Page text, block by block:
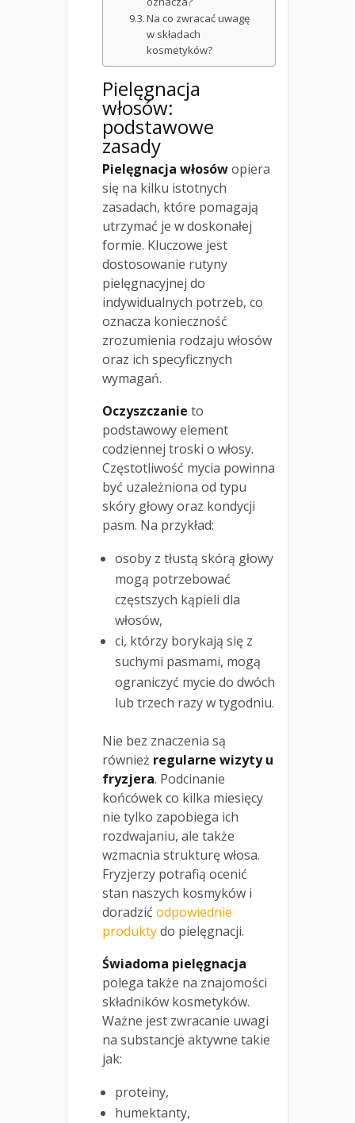
Na co zwracać uwagę
w składach
kosmetyków?
Pielęgnacja
włosów:
podstawowe
zasady
Pielęgnacja włosówopiera
się na kilku istotnych
zasadach, które pomagają
utrzymać je w doskonałej
formie. Kluczowe jest
dostosowanie rutyny
pielęgnacyjnej do
indywidualnych potrzeb, co
oznacza konieczność
zrozumienia rodzaju włosów
oraz ich specyficznych
wymagań.
Oczyszczanie to
podstawowy element
codziennej troski o włosy.
Częstotliwość mycia powinna
być uzależniona od typu
skóry głowy oraz kondycji
pasm. Na przykład:
osoby z tłustą skórą głowy
mogą potrzebować
częstszych kąpieli dla
włosów,
ci, którzy borykają się z
suchymi pasmami, mogą
ograniczyć mycie do dwóch
lub trzech razy w tygodniu.
Nie bez znaczenia są
również regularne wizyty u
fryzjera. Podcinanie
końcówek co kilka miesięcy
nie tylko zapobiega ich
rozdwajaniu, ale także
wzmacnia strukturę włosa.
Fryzjerzy potrafią ocenić
stan naszych kosmyków i
doradzić odpowiednie
produktydo pielęgnacji.
Świadoma pielęgnacja
polega także na znajomości
składników kosmetyków.
Ważne jest zwracanie uwagi
na substancje aktywne takie
jak:
proteiny,
humektanty,